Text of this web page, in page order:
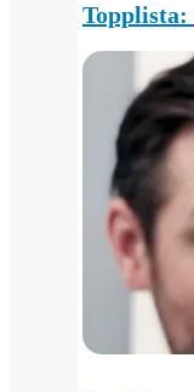
Topplista: